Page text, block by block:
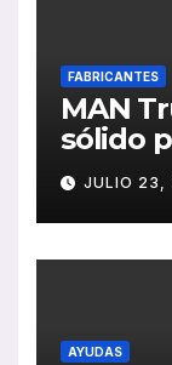
FABRICANTES
MAN
sólido
2026
ventas,
JULIO 23,
AYUDAS